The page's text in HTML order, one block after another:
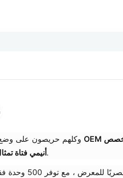
OEM مخصص PVC
أنيمي فتاة​.
حصريًا